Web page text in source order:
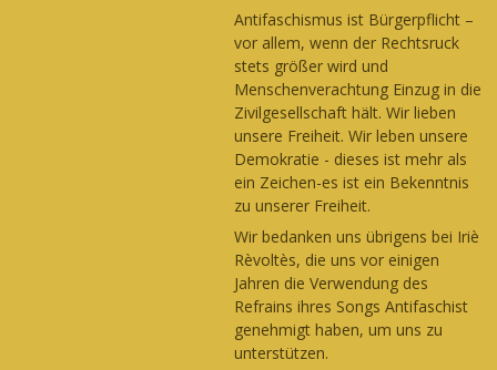
Antifaschismus ist Bürgerpflicht –
vor allem, wenn der Rechtsruck
stets größer wird und
Menschenverachtung Einzug in die
Zivilgesellschaft hält. Wir lieben
unsere Freiheit. Wir leben unsere
Demokratie - dieses ist mehr als
ein Zeichen-es ist ein Bekenntnis
zu unserer Freiheit.
Wir bedanken uns übrigens bei Iriè
Rèvoltès, die uns vor einigen
Jahren die Verwendung des
Refrains ihres Songs Antifaschist
genehmigt haben, um uns zu
unterstützen.